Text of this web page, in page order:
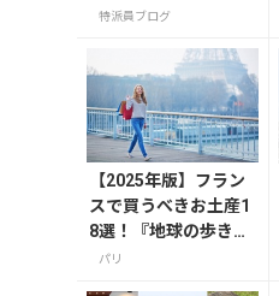
ス」と30階アフタヌ
特派員ブログ
【2025年版】フラン
スで買うべきお土産1
8選！『地球の歩き
方』編集者おすすめ
パリ